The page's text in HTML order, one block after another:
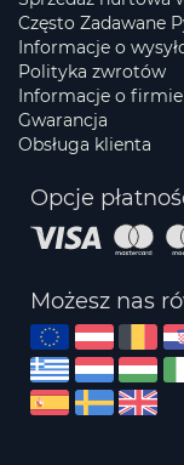
Często Zadawane
Informacje o
Polityka zwrotów
Informacje o firmie
Gwarancja
Obsługa klienta
Opcje
Możesz nas